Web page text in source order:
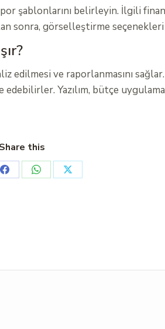
şablonlarını belirleyin. İlgili
sonra, görselleştirme
edilmesi ve raporlanmasını
Yazılım, bütçe
Share this